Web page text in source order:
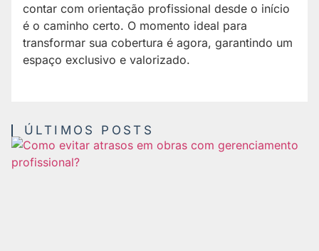
contar com orientação profissional desde o início
é o caminho certo. O momento ideal para
transformar sua cobertura é agora, garantindo um
espaço exclusivo e valorizado.
ÚLTIMOS POSTS